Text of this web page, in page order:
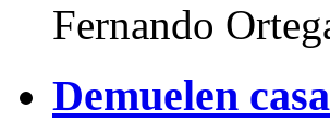
Fernando
Demuelen